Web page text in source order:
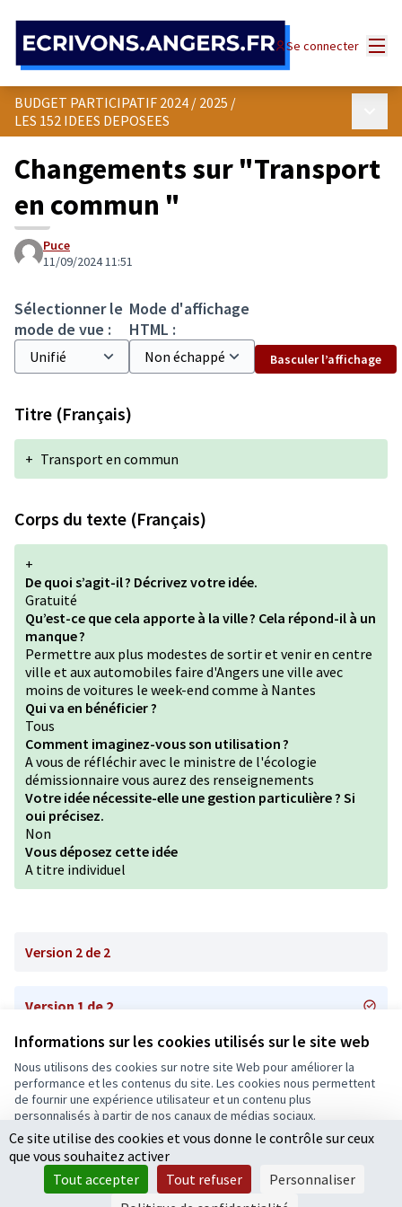
Informations sur les cookies utilisés sur le site web
Nous utilisons des cookies sur notre site Web pour améliorer la
performance et les contenus du site. Les cookies nous permettent
de fournir une expérience utilisateur et un contenu plus
personnalisés à partir de nos canaux de médias sociaux.
Tout accepter
Accepter seulement les cookies essentiels
Paramètres
Se connecter
BUDGET PARTICIPATIF 2024 / 2025 /
LES 152 IDEES DEPOSEES
Changements sur "Transport
en commun "
Puce
11/09/2024 11:51
Sélectionner le
mode de vue :
Mode d'affichage
HTML :
Basculer l’affichage
Titre (Français)
+ Transport en commun
Corps du texte (Français)
+
De quoi s’agit-il ? Décrivez votre idée.
Gratuité
Qu’est-ce que cela apporte à la ville ? Cela répond-il à un
manque ?
Permettre aux plus modestes de sortir et venir en centre
ville et aux automobiles faire d'Angers une ville avec
moins de voitures le week-end comme à Nantes
Qui va en bénéficier ?
Tous
Comment imaginez-vous son utilisation ?
A vous de réfléchir avec le ministre de l'écologie
démissionnaire vous aurez des renseignements
Votre idée nécessite-elle une gestion particulière ? Si
oui précisez.
Non
Vous déposez cette idée
A titre individuel
Version 2 de 2
Version 1 de 2
Conditions d'utilisation
Paramètres des cookies
Ecrivons Angers sur X
(Lien externe)
Ecrivons Angers sur Facebook
(Lien externe)
Licence
(Lien
Ce site utilise des cookies et vous donne le contrôle sur ceux
que vous souhaitez activer
Tout accepter
Tout refuser
Personnaliser